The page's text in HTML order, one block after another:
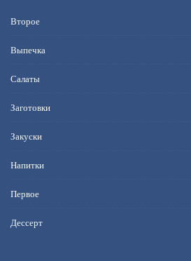
Второе
Выпечка
Салаты
Заготовки
Закуски
Напитки
Первое
Дессерт